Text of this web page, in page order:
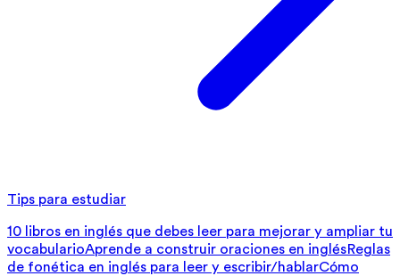
Tips para estudiar
10 libros en inglés que debes leer para mejorar y ampliar tu
vocabularioAprende a construir oraciones en inglésReglas
de fonética en inglés para leer y escribir/hablarCómo